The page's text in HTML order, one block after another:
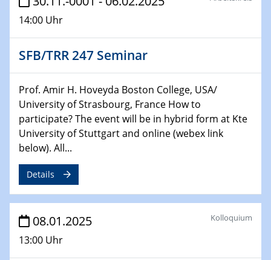
Sfb-trr247-all Seminar
CataLysis Joint Colloquium)
10.02.2025 - 11.02.2025
Sfb-trr247-all Workshop
11.02.2025
SFB/TRR 270 Kolloquium
11.02.2025
Social Hour
CENIDE / ZBT / IW
Natural Water to H2
14:00 Uhr
SFB/TRR 247 Seminar
Prof. Amir H. Hoveyda Boston College, USA/
University of Strasbourg, France How to
participate? The event will be in hybrid form at Kte
University of Stuttgart and online (webex link
below). All...
Details
08.01.2025
13:00 Uhr
Kolloquium